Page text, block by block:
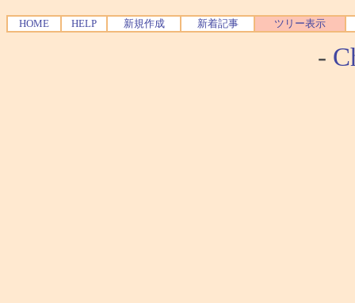
HOME HELP 新規作成 新着記事 ツリー表示
-